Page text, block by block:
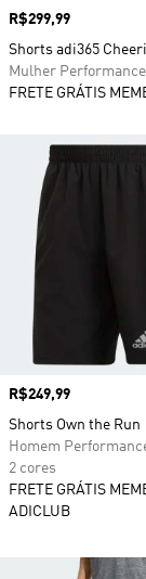
Preço
R$249,99
Shorts Own the Run
Homem
2 cores
FRETE GRÁTIS
ADICLUB
Preço
R$299,99
Shorts adi365
Mulher Performance
FRETE GRÁTIS